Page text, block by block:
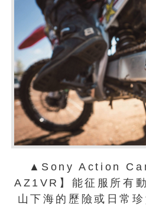
▲Sony Action
AZ1VR】能征服所有
山下海的歷險或日常